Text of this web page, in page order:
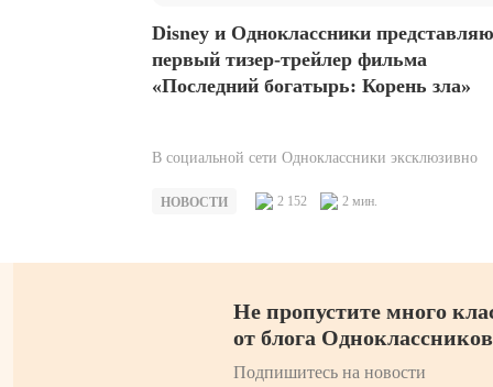
Disney и Одноклассники
первый тизер-трейлер фильма
«Последний богатырь: Корень зла»
В социальной сети Одноклассники эксклюзивно
второй части фильма «Последний богатырь» —
НОВОСТИ 2 152 2 мин.
Не пропустите много
от блога
Подпишитесь на новости